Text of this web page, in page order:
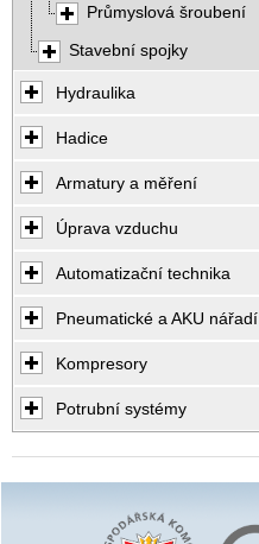
Průmyslová šroubení
Stavební spojky
Hydraulika
Hadice
Armatury a měření
Úprava vzduchu
Automatizační technika
Pneumatické a AKU nářadí
Kompresory
Potrubní systémy